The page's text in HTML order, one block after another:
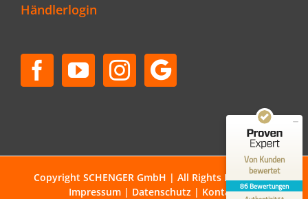
Händlerlogin
Copyright SCHENGER GmbH | All Rights Reserved |
Impressum| Datenschutz| Kontakt
Von Kunden
bewertet
86 Bewertungen
SEHR GUT
50
Bewertungen auf
ProvenExpert.com
Blick aufs ProvenExpert-Profil werfen